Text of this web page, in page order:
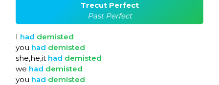
Trecut Perfect
Past Perfect
I had demisted
you had demisted
she,he,it had demisted
we had demisted
you had demisted